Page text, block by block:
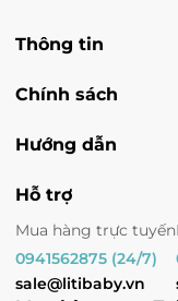
Vin Lạng Sơn -
Tình trạng:Còn hàng
Thông tin
Chính sách
Hướng dẫn
Hỗ trợ
Mua hàng trực tuyến
0941562875 (24/7)
sale@litibaby.vn